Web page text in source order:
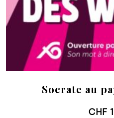
Socrate au
CHF